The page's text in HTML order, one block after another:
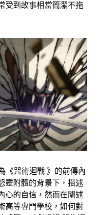
受到故事相當簡潔不拖
《咒術迴戰 》的前傳內
靈附體的背景下，描述
心的自信，然而在闡述
高等專門學校，如何對